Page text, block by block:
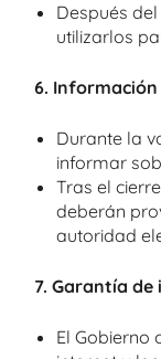
Después
utilizarlos
6.
Durante la
informar
Tras el
deberán
autoridad
7. Garantía
El Gobierno